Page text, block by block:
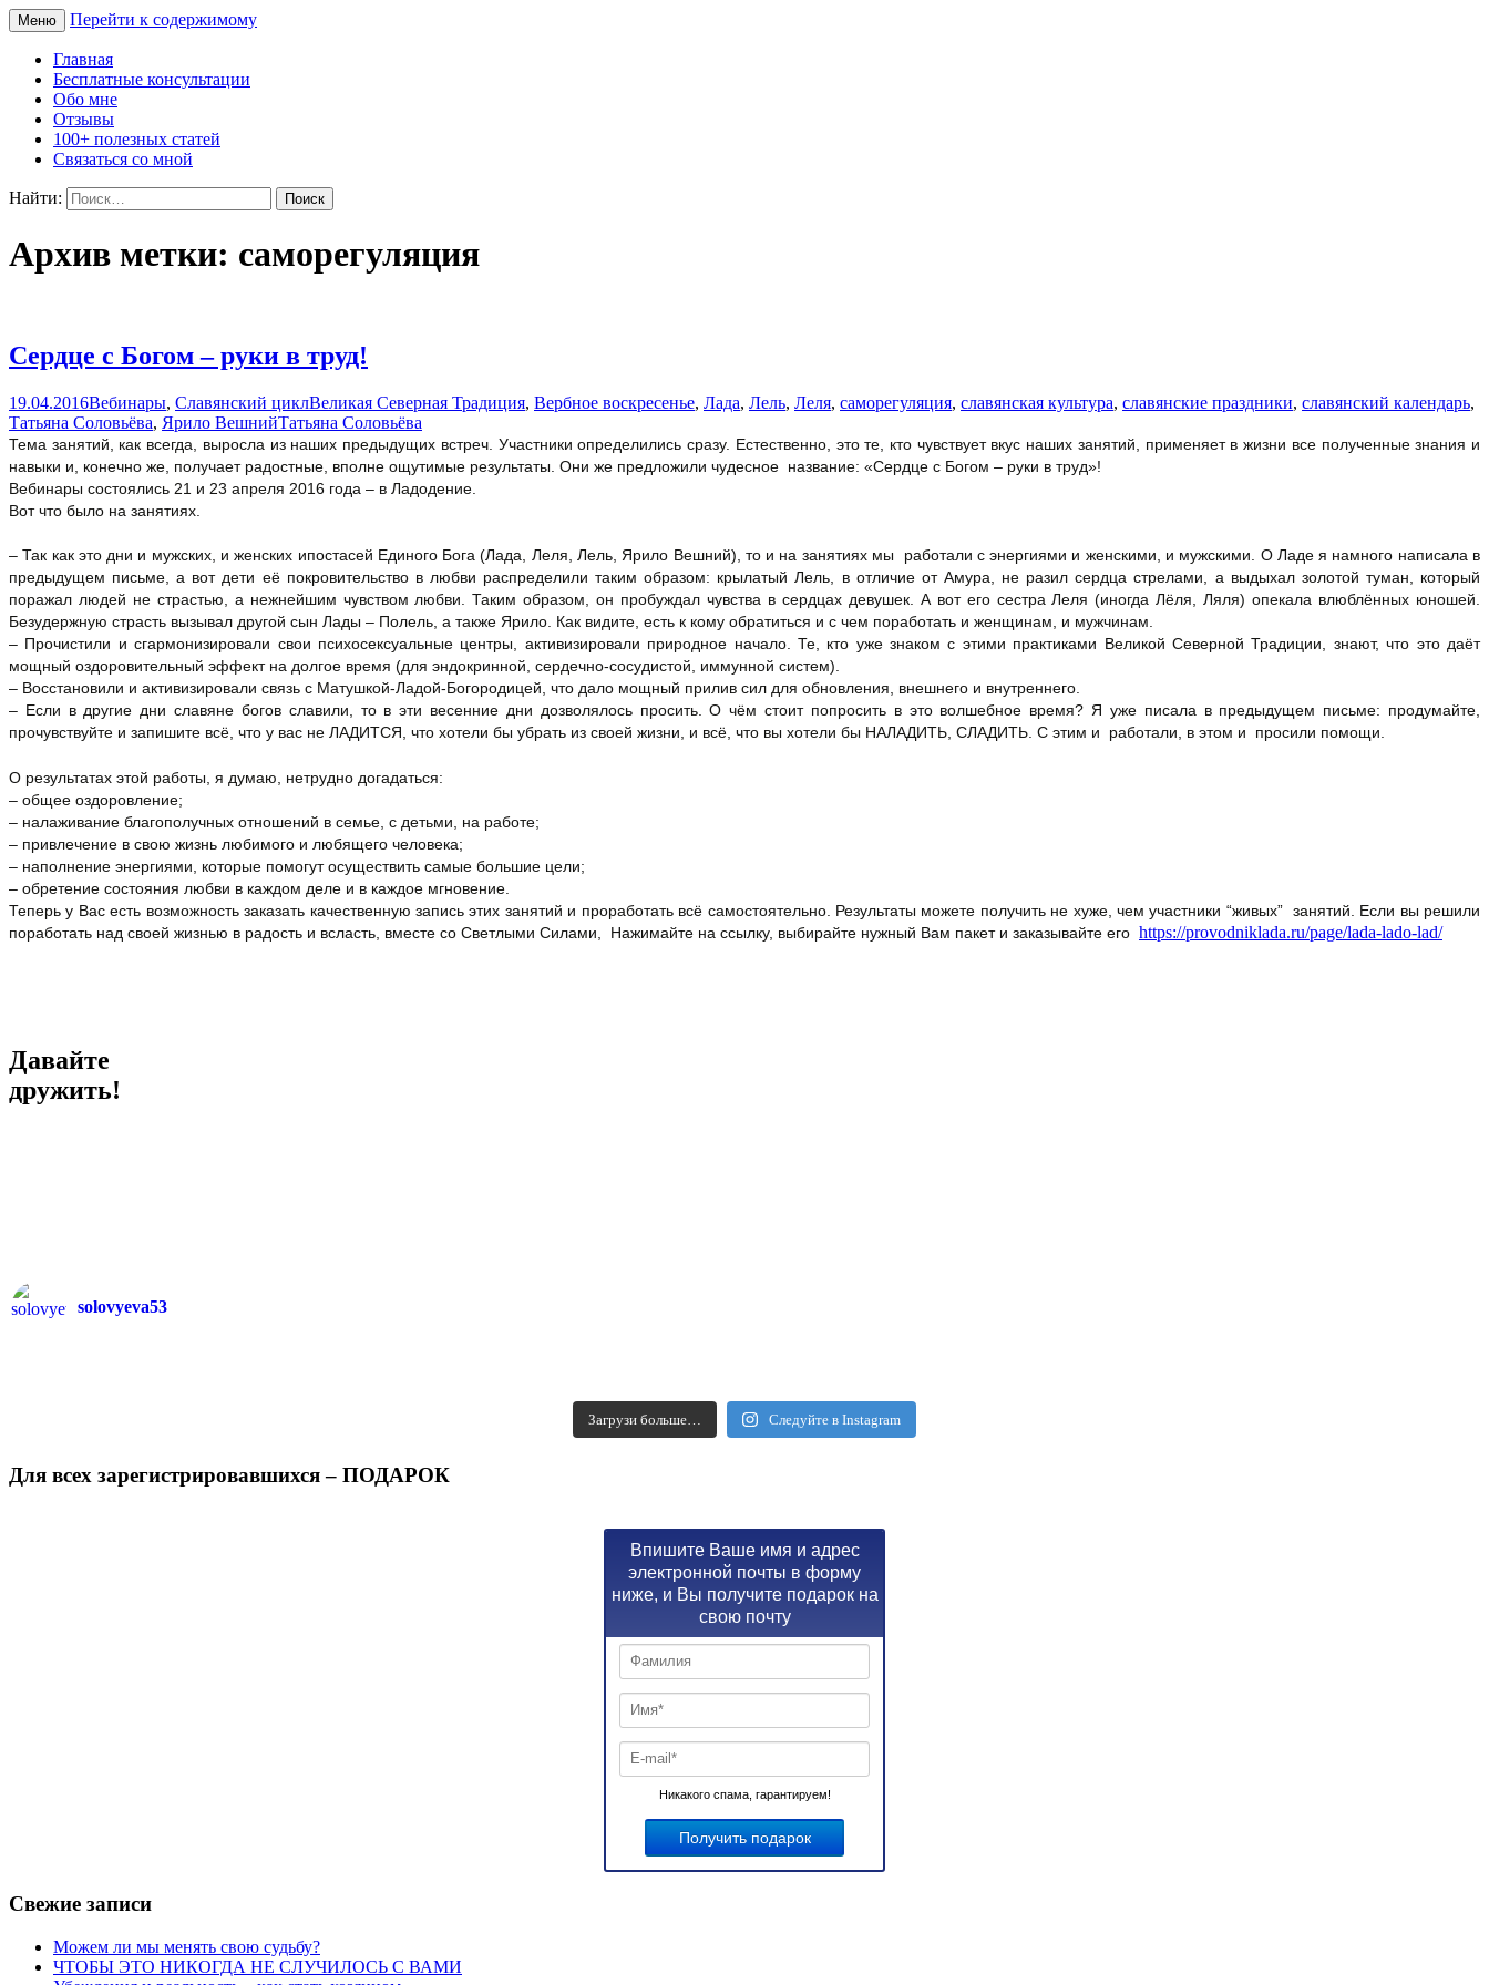
Свет Радости
Меню Перейти к содержимому
Главная
Бесплатные консультации
Обо мне
Отзывы
100+ полезных статей
Связаться со мной
Найти:
Архив метки: саморегуляция
Сердце с Богом – руки в труд!
19.04.2016Вебинары, Славянский циклВеликая Северная Традиция, Вербное воскресенье, Лада, Лель, Леля, саморегуляция, славянская культура, славянские праздники, славянский календарь,
Татьяна Соловьёва, Ярило ВешнийТатьяна Соловьёва
Тема занятий, как всегда, выросла из наших предыдущих встреч. Участники определились сразу. Естественно, это те, кто чувствует вкус наших занятий, применяет в жизни все полученные знания и
навыки и, конечно же, получает радостные, вполне ощутимые результаты. Они же предложили чудесное название: «Сердце с Богом – руки в труд»!
Вебинары состоялись 21 и 23 апреля 2016 года – в Ладодение.
Вот что было на занятиях.
– Так как это дни и мужских, и женских ипостасей Единого Бога (Лада, Леля, Лель, Ярило Вешний), то и на занятиях мы работали с энергиями и женскими, и мужскими. О Ладе я намного написала в
предыдущем письме, а вот дети её покровительство в любви распределили таким образом: крылатый Лель, в отличие от Амура, не разил сердца стрелами, а выдыхал золотой туман, который
поражал людей не страстью, а нежнейшим чувством любви. Таким образом, он пробуждал чувства в сердцах девушек. А вот его сестра Леля (иногда Лёля, Ляля) опекала влюблённых юношей.
Безудержную страсть вызывал другой сын Лады – Полель, а также Ярило. Как видите, есть к кому обратиться и с чем поработать и женщинам, и мужчинам.
– Прочистили и сгармонизировали свои психосексуальные центры, активизировали природное начало. Те, кто уже знаком с этими практиками Великой Северной Традиции, знают, что это даёт
мощный оздоровительный эффект на долгое время (для эндокринной, сердечно-сосудистой, иммунной систем).
– Восстановили и активизировали связь с Матушкой-Ладой-Богородицей, что дало мощный прилив сил для обновления, внешнего и внутреннего.
– Если в другие дни славяне богов славили, то в эти весенние дни дозволялось просить. О чём стоит попросить в это волшебное время? Я уже писала в предыдущем письме: продумайте,
прочувствуйте и запишите всё, что у вас не ЛАДИТСЯ, что хотели бы убрать из своей жизни, и всё, что вы хотели бы НАЛАДИТЬ, СЛАДИТЬ. С этим и работали, в этом и просили помощи.
О результатах этой работы, я думаю, нетрудно догадаться:
– общее оздоровление;
– налаживание благополучных отношений в семье, с детьми, на работе;
– привлечение в свою жизнь любимого и любящего человека;
– наполнение энергиями, которые помогут осуществить самые большие цели;
– обретение состояния любви в каждом деле и в каждое мгновение.
Теперь у Вас есть возможность заказать качественную запись этих занятий и проработать всё самостоятельно. Результаты можете получить не хуже, чем участники “живых” занятий. Если вы решили
поработать над своей жизнью в радость и всласть, вместе со Светлыми Силами, Нажимайте на ссылку, выбирайте нужный Вам пакет и заказывайте его https://provodniklada.ru/page/lada-lado-lad/
Давайте
дружить!
solovyeva53
Загрузи больше… Следуйте в Instagram
Для всех зарегистрировавшихся – ПОДАРОК
Впишите Ваше имя и адрес
электронной почты в форму
ниже, и Вы получите подарок на
свою почту
Никакого спама, гарантируем!
Свежие записи
Можем ли мы менять свою судьбу?
ЧТОБЫ ЭТО НИКОГДА НЕ СЛУЧИЛОСЬ С ВАМИ